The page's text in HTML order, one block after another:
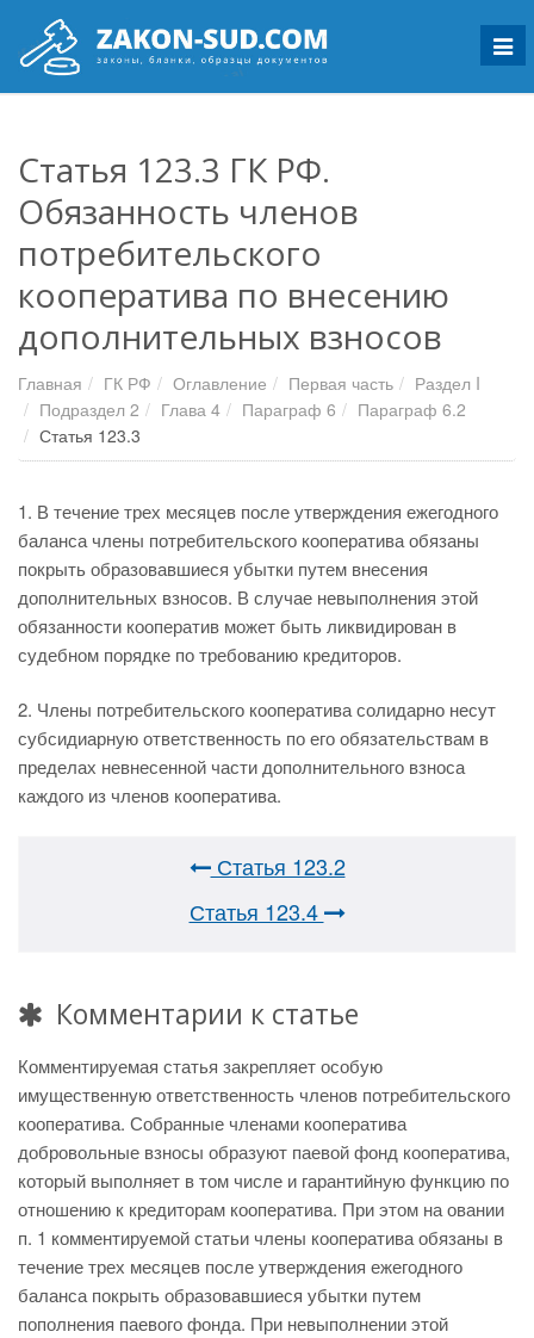
Статья 123.3 ГК РФ.
Обязанность членов
потребительского
кооператива по внесению
дополнительных взносов
Главная ГК РФ Оглавление Первая часть
Раздел I
Подраздел 2
Глава 4 Параграф 6
Параграф 6.2
Статья 123.3
1. В течение трех месяцев после утверждения ежегодного
баланса члены потребительского кооператива обязаны
покрыть образовавшиеся убытки путем внесения
дополнительных взносов. В случае невыполнения этой
обязанности кооператив может быть ликвидирован в
судебном порядке по требованию кредиторов.
2. Члены потребительского кооператива солидарно несут
субсидиарную ответственность по его обязательствам в
пределах невнесенной части дополнительного взноса
каждого из членов кооператива.
Статья 123.2
Статья 123.4
Комментарии к статье
Комментируемая статья закрепляет особую
имущественную ответственность членов потребительского
кооператива. Собранные членами кооператива
добровольные взносы образуют паевой фонд кооператива,
который выполняет в том числе и гарантийную функцию по
отношению к кредиторам кооператива. При этом на овании
п. 1 комментируемой статьи члены кооператива обязаны в
течение трех месяцев после утверждения ежегодного
баланса покрыть образовавшиеся убытки путем
пополнения паевого фонда. При невыполнении этой